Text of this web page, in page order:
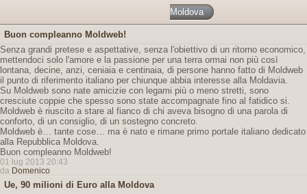
Moldova
Buon compleanno Moldweb!
Senza grandi pretese e aspettative, senza l'obiettivo di un ritorno economico,
mettendoci solo l'amore e la passione per una terra ormai non più così
lontana, decine, anzi, ceniaia e centinaia, di persone hanno fatto di Moldweb
il punto di riferimento italiano per chiunque abbia interesse alla Moldavia.
Su Moldweb sono nate amicizie con legami più o meno stretti, sono
cresciute coppie che spesso sono state accompagnate fino al fatidico si.
Moldweb è riuscito a stare al fianco di chi aveva bisogno di una parola di
conforto, di un consiglio, di un sostegno concreto.
Moldweb è… tante cose… ma è nato e rimane primo portale italiano dedicato
alla Repubblica Moldova.
Buon compleanno Moldweb!
01 lug 2013 20:43
da Domenico
Ue, 90 milioni di Euro alla Moldova